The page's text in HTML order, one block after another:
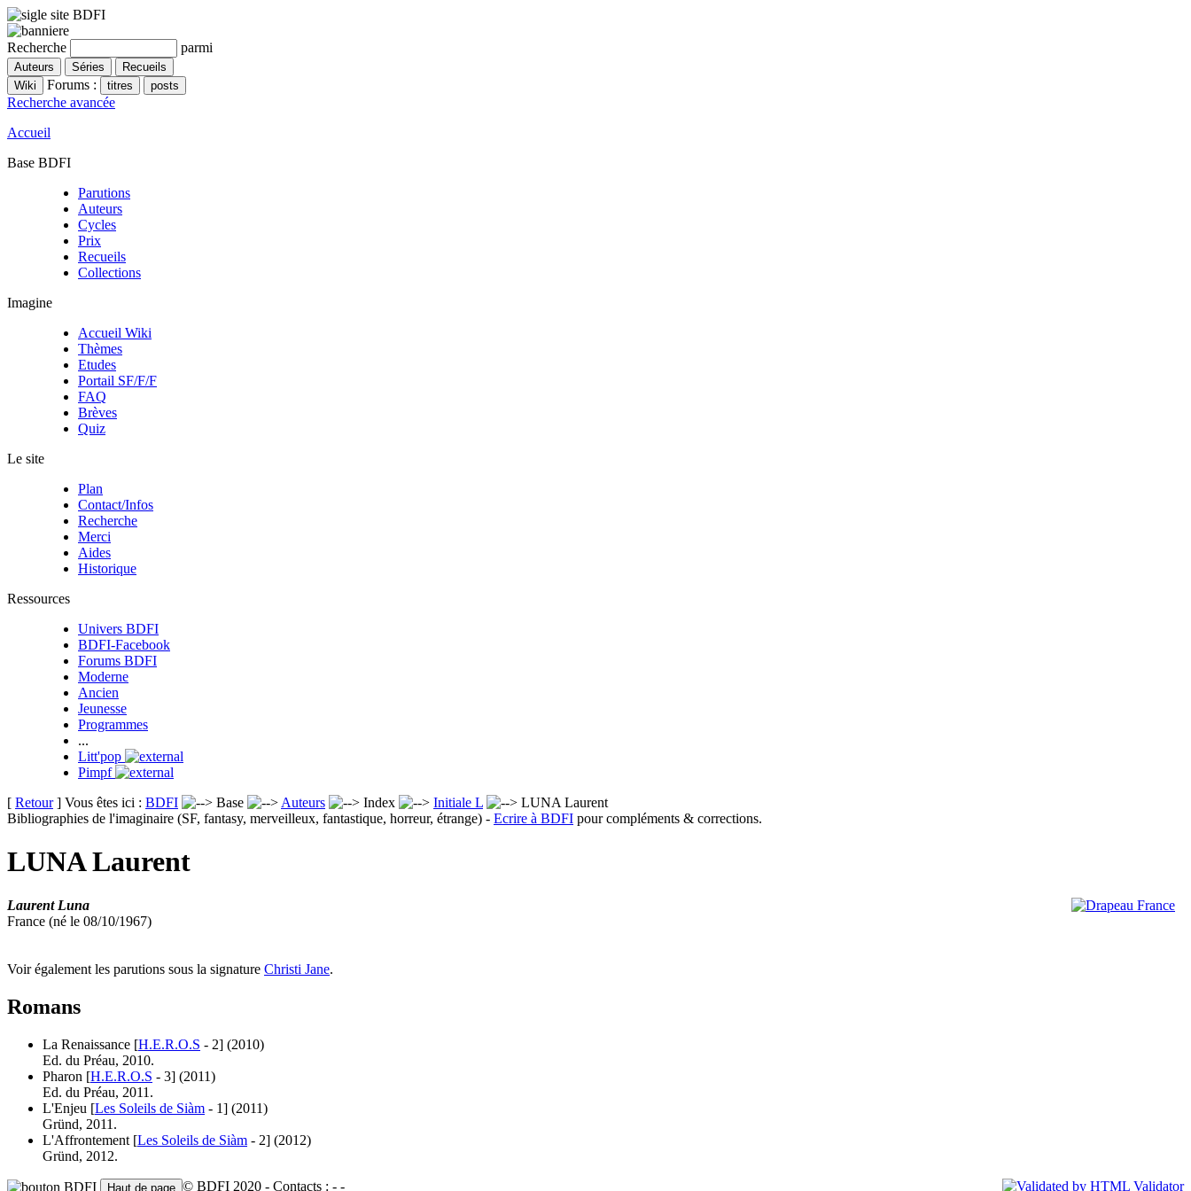
Recherche parmi
Forums :
Recherche avancée
Accueil
Base BDFI
Parutions
Auteurs
Cycles
Prix
Recueils
Collections
Imagine
Accueil Wiki
Thèmes
Etudes
Portail SF/F/F
FAQ
Brèves
Quiz
Le site
Plan
Contact/Infos
Recherche
Merci
Aides
Historique
Ressources
Univers BDFI
BDFI-Facebook
Forums BDFI
Moderne
Ancien
Jeunesse
Programmes
...
Litt'pop
Pimpf
[ Retour] Vous êtes ici : BDFI Base Auteurs Index Initiale L
LUNA Laurent
Bibliographies de l'imaginaire (SF, fantasy, merveilleux, fantastique, horreur, étrange) - Ecrire à BDFI pour compléments & corrections.
LUNA Laurent
Laurent Luna
France (né le 08/10/1967)
Voir également les parutions sous la signature Christi Jane.
Romans
La Renaissance [H.E.R.O.S - 2] (2010)
Ed. du Préau, 2010.
Pharon [H.E.R.O.S - 3] (2011)
Ed. du Préau, 2011.
L'Enjeu [Les Soleils de Siàm - 1] (2011)
Gründ, 2011.
L'Affrontement [Les Soleils de Siàm - 2] (2012)
Gründ, 2012.
© BDFI 2020 - Contacts : - -